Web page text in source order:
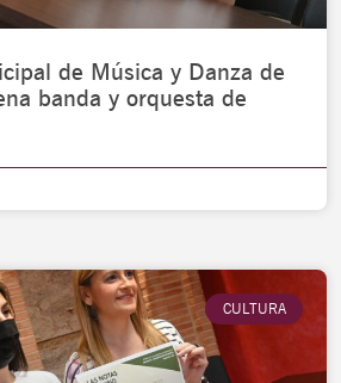
de Música y Danza de
banda y orquesta de
CULTURA